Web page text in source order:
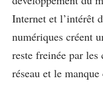
Internet et l’intérêt
numériques créent
reste freinée par
réseau et le